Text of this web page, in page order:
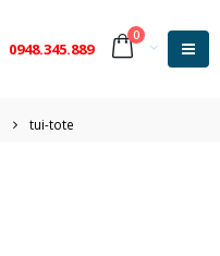
0948.345.889
0
tui-tote